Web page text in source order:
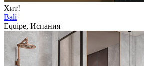
Хит!
Bali
Equipe, Испания